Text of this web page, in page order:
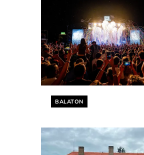
Helyszín címkék:
BALATON